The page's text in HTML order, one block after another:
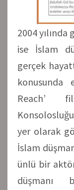
2004
ise İslam
gerçek
konusunda
Reach’
yer olarak
İslam
ünlü bir
düşmanı